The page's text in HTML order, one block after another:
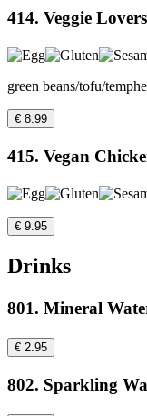
414. Veggie
green beans/tofu/temphe
€ 8.99
415. Vegan
€ 9.95
Drinks
801. Mineral
€ 2.95
802. Sparkling